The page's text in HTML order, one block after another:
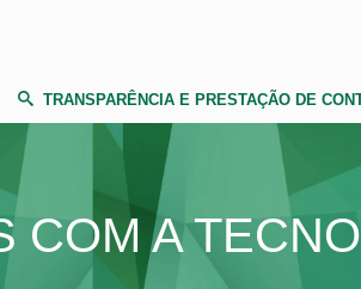
TRANSPARÊNCIA E PRESTAÇÃO DE
COM A